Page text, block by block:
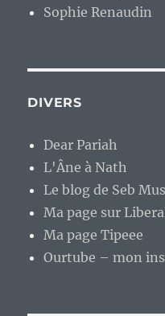
Sophie Renaudin
DIVERS
Dear Pariah
L'Âne à Nath
Le blog de Seb
Ma page sur
Ma page Tipeee
Ourtube – mon